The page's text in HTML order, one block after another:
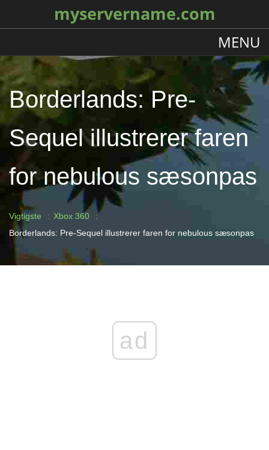
myservername.com
MENU
Borderlands: Pre-
Sequel illustrerer faren
for nebulous sæsonpas
Vigtigste
Xbox 360
Borderlands: Pre-Sequel illustrerer faren for nebulous sæsonpas
ad